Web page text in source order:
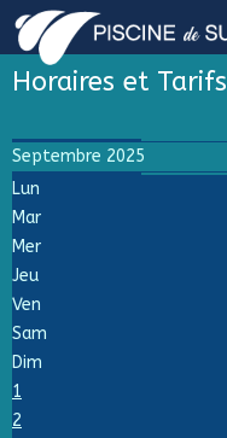
Horaires et Tarifs
Septembre 2025
Lun
Mar
Mer
Jeu
Ven
Sam
Dim
1
2